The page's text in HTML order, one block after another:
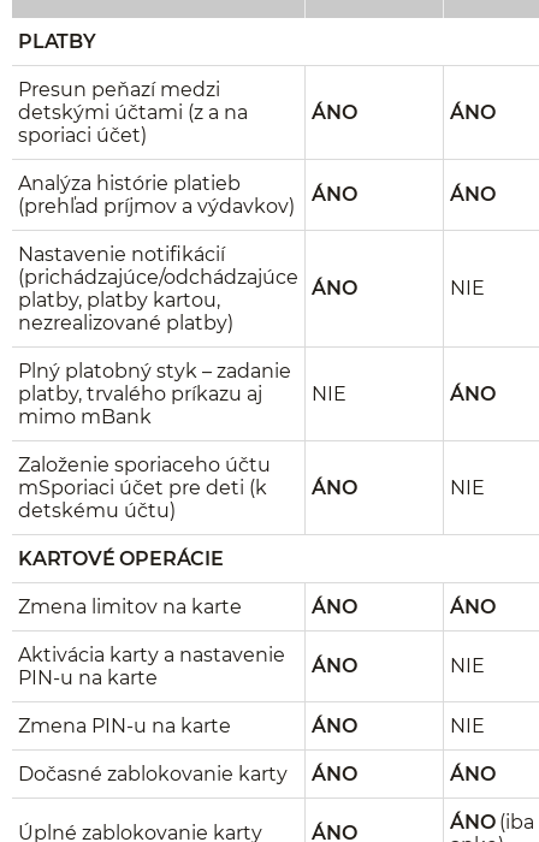
PLATBY
Presun peňazí medzi
detskými účtami (z a na
sporiaci účet)
ÁNO ÁNO
Analýza histórie platieb
(prehľad príjmov a výdavkov)
ÁNO ÁNO
Nastavenie notifikácií
(prichádzajúce/odchádzajúce
platby, platby kartou,
nezrealizované platby)
ÁNO NIE
Plný platobný styk – zadanie
platby, trvalého príkazu aj
mimo mBank
NIE ÁNO
Založenie sporiaceho účtu
mSporiaci účet pre deti (k
detskému účtu)
ÁNO NIE
KARTOVÉ OPERÁCIE
Zmena limitov na karte ÁNO ÁNO
Aktivácia karty a nastavenie
PIN-u na karte
ÁNO NIE
Zmena PIN-u na karte ÁNO NIE
Dočasné zablokovanie karty ÁNO ÁNO
Úplné zablokovanie karty ÁNO ÁNO(iba